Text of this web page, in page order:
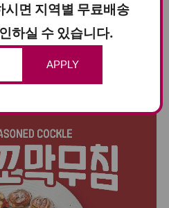
the taste of Korea’s
시면 지역별 무료배송
하실 수 있습니다.
APPLY